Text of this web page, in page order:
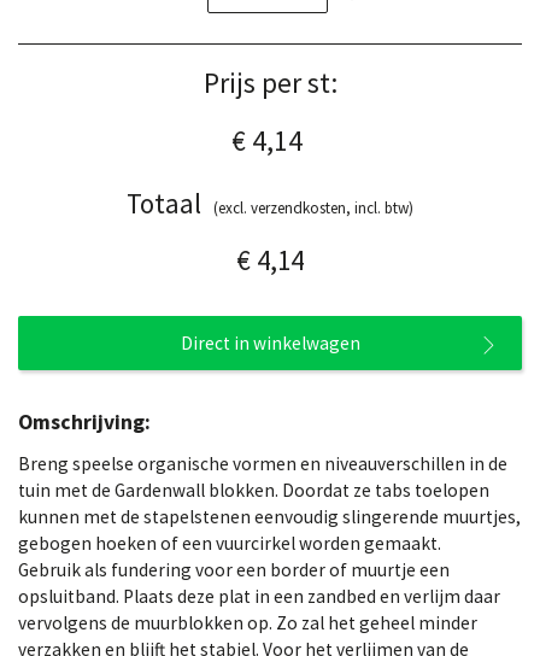
Prijs per st:
€ 4,14
Totaal
(excl. verzendkosten, incl. btw)
€ 4,14
Direct in winkelwagen
Omschrijving:
Breng speelse organische vormen en niveauverschillen in de
tuin met de Gardenwall blokken. Doordat ze tabs toelopen
kunnen met de stapelstenen eenvoudig slingerende muurtjes,
gebogen hoeken of een vuurcirkel worden gemaakt.
Gebruik als fundering voor een border of muurtje een
opsluitband. Plaats deze plat in een zandbed en verlijm daar
vervolgens de muurblokken op. Zo zal het geheel minder
verzakken en blijft het stabiel. Voor het verlijmen van de